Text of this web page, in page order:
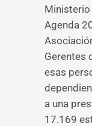
Ministerio
Agenda
Gerentes
esas
a una
17.169